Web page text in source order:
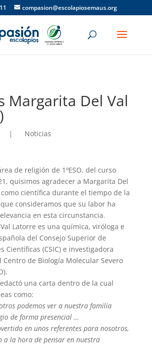
compasion@escolapiosemaus.org
Margarita Del Val
| Noticias
de religión de 1ºESO, del curso
quisimos agradecer a Margarita Del
científica durante el tiempo de la
consideramos que su labor ha
en esta circunstancia.
Latorre ​es una química, viróloga e
del Consejo Superior de
Científicas (CSIC) e investigadora
Centro de Biología Molecular Severo
una carta dentro de la cual
como:
podemos ver a nuestra familia
de forma presencial …
en unos referentes para nosotros,
a la hora de pensar en nuestra